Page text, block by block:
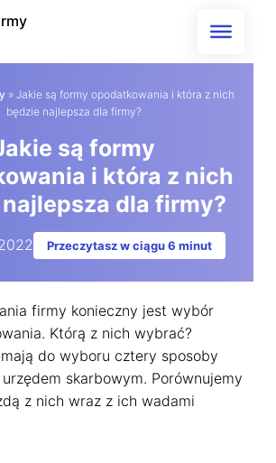
» Jakie są formy opodatkowania i która z nich
będzie najlepsza dla firmy?
są formy
i która z nich
dla firmy?
Przeczytasz w ciągu 6 minut
firmy konieczny jest wybór
Którą z nich wybrać?
do wyboru cztery sposoby
skarbowym. Porównujemy
z nich wraz z ich wadami